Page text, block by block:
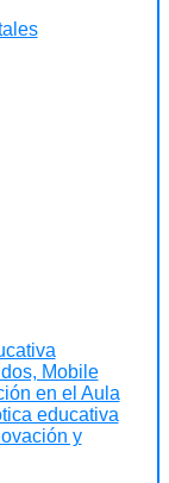
Mobile
en el Aula
educativa
y